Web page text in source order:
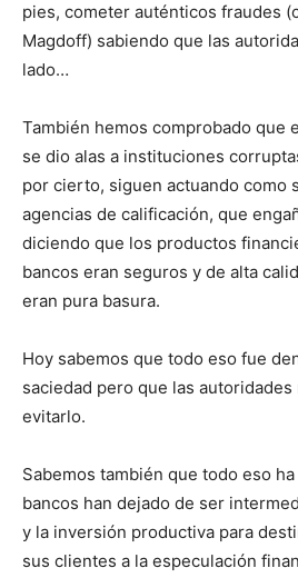
pies, cometer auténticos fraudes
Magdoff) sabiendo que las
lado…
También hemos comprobado que
se dio alas a instituciones
por cierto, siguen actuando como
agencias de calificación, que
diciendo que los productos
bancos eran seguros y de alta
eran pura basura.
Hoy sabemos que todo eso fue
saciedad pero que las
evitarlo.
Sabemos también que todo eso
bancos han dejado de ser
y la inversión productiva para
sus clientes a la especulación